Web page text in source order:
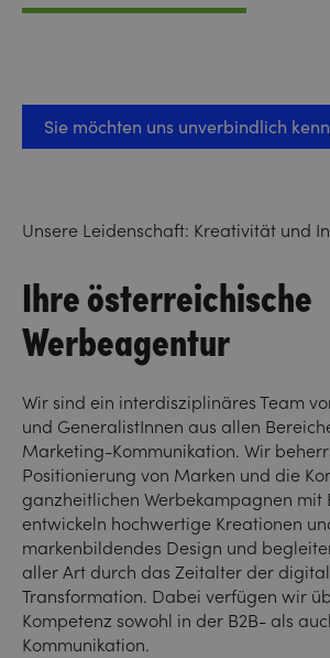
Sie möchten uns unverbindlich
Unsere Leidenschaft: Kreativität und
Ihre österreichische
Werbeagentur
Wir sind ein interdisziplinäres Team
und GeneralistInnen aus allen
Marketing-Kommunikation. Wir
Positionierung von Marken und die
ganzheitlichen Werbekampagnen mit
entwickeln hochwertige Kreationen
markenbildendes Design und
aller Art durch das Zeitalter der
Transformation. Dabei verfügen wir
Kompetenz sowohl in der B2B- als
Kommunikation.